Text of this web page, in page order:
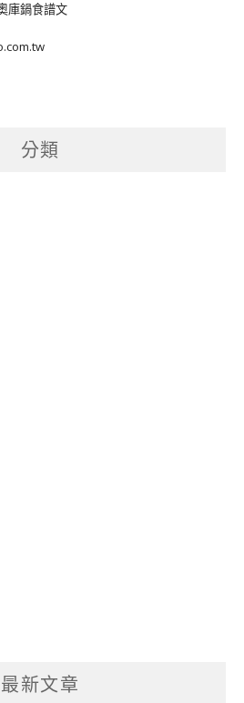
庫鍋食譜文
分類
最新文章